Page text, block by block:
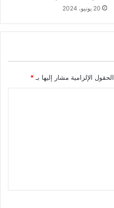
20 يونيو، 2024
الحقول الإلزامية مشار إليها بـ*